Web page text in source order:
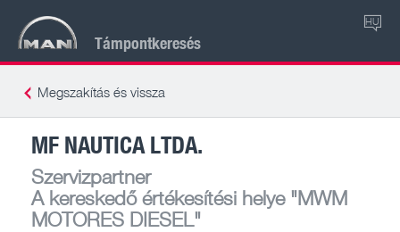
Támpontkeresés
HU
Megszakítás és vissza
MF NAUTICA LTDA.
Szervizpartner
A kereskedő értékesítési helye"MWM
MOTORES DIESEL"